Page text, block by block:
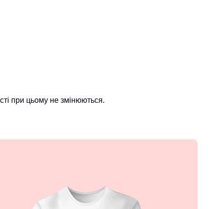
при цьому не змінюються.